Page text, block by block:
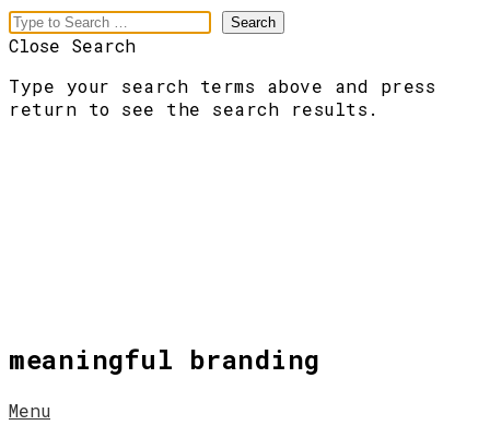
Close Search
Type your search terms above and press
return to see the search results.
meaningful branding
Menu